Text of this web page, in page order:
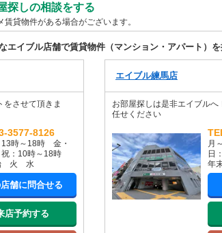
探しの相談をする
貸物件がある場合がございます。
エイブル店舗で賃貸物件（マンション・アパート）
をさせて頂きま
3577-8126
13時～18時 金・
：10時～18時
火 水
舗に問合せる
店予約する
エイブル練馬店
お部屋探しは是非エイブルへ
任せください
月
日
年